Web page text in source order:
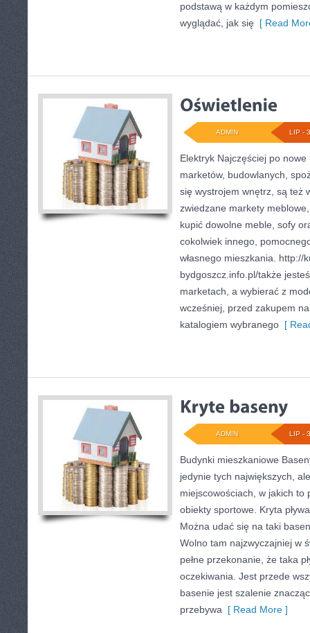
podstawą w każdym
wyglądać, jak się [ Read
LIP -
ADMIN
Elektryk Najczęściej po
marketów, budowlanych,
się wystrojem wnętrz, są też
zwiedzane markety
kupić dowolne meble, sofy
cokolwiek innego,
własnego mieszkania. http://
bydgoszcz.info.pl/także
marketach, a wybierać z
wcześniej, przed zakupem
katalogiem wybranego [
LIP -
ADMIN
Budynki mieszkaniowe
jedynie tych największych,
miejscowościach, w jakich
obiekty sportowe. Kryta
Można udać się na taki
Wolno tam najzwyczajniej w
pełne przekonanie, że taka
oczekiwania. Jest przede
basenie jest szalenie
przebywa [ Read More ]